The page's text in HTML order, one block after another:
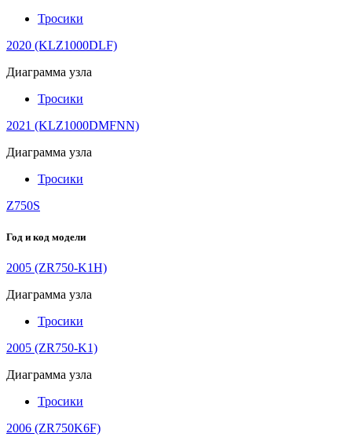
Тросики
2020 (KLZ1000DLF)
Диаграмма узла
Тросики
2021 (KLZ1000DMFNN)
Диаграмма узла
Тросики
Z750S
Год и код модели
2005 (ZR750-K1H)
Диаграмма узла
Тросики
2005 (ZR750-K1)
Диаграмма узла
Тросики
2006 (ZR750K6F)